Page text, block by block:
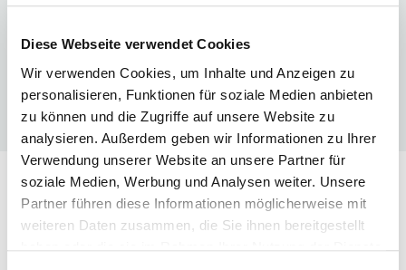
Diese Webseite verwendet Cookies
Wir verwenden Cookies, um Inhalte und Anzeigen zu
personalisieren, Funktionen für soziale Medien anbieten
zu können und die Zugriffe auf unsere Website zu
analysieren. Außerdem geben wir Informationen zu Ihrer
Verwendung unserer Website an unsere Partner für
soziale Medien, Werbung und Analysen weiter. Unsere
Partner führen diese Informationen möglicherweise mit
weiteren Daten zusammen, die Sie ihnen bereitgestellt
Mail
info@naturschutzstation-osterzgebirge.de
Solarcamp: 8. bis 13. September 2025 im Schloss
Lauenstein